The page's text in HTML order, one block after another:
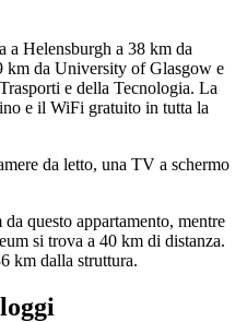
a Helensburgh a 38 km da
da University of Glasgow e
e della Tecnologia. La
e il WiFi gratuito in tutta la
da letto, una TV a schermo
questo appartamento, mentre
si trova a 40 km di distanza.
km dalla struttura.